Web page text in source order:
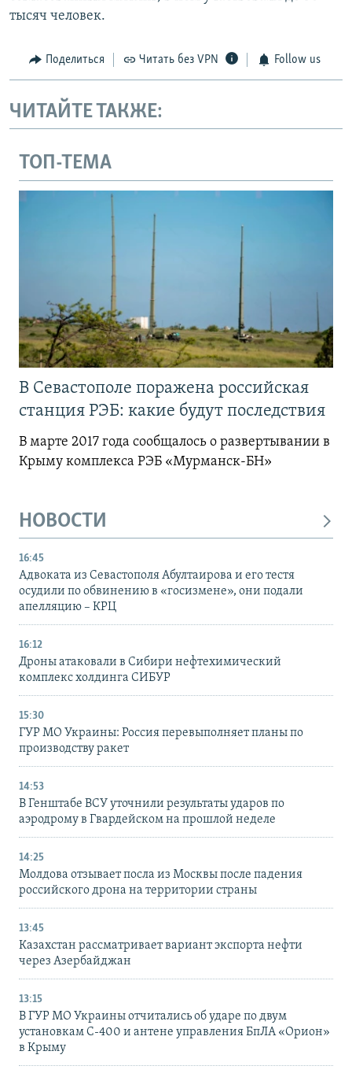
тысяч человек.
Поделиться Читать без VPN Follow us
ЧИТАЙТЕ ТАКЖЕ:
ТОП-ТЕМА
В Севастополе поражена российская
станция РЭБ: какие будут последствия
В марте 2017 года сообщалось о развертывании в
Крыму комплекса РЭБ «Мурманск-БН»
НОВОСТИ
16:45
Адвоката из Севастополя Абултаирова и его тестя
осудили по обвинению в «госизмене», они подали
апелляцию – КРЦ
16:12
Дроны атаковали в Сибири нефтехимический
комплекс холдинга СИБУР
15:30
ГУР МО Украины: Россия перевыполняет планы по
производству ракет
14:53
В Генштабе ВСУ уточнили результаты ударов по
аэродрому в Гвардейском на прошлой неделе
14:25
Молдова отзывает посла из Москвы после падения
российского дрона на территории страны
13:45
Казахстан рассматривает вариант экспорта нефти
через Азербайджан
13:15
В ГУР МО Украины отчитались об ударе по двум
установкам С-400 и антене управления БпЛА «Орион»
в Крыму